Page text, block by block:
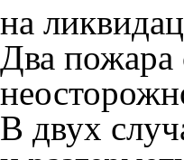
на
Два пожара
В двух